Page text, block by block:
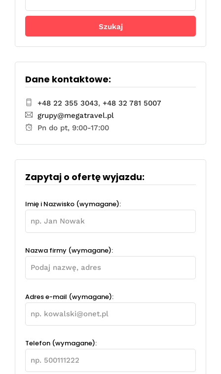
Dane kontaktowe:
+48 22 355 3043, +48 32 781 5007
grupy@megatravel.pl
Pn do pt, 9:00-17:00
Zapytaj o ofertę wyjazdu:
Imię i Nazwisko (wymagane):
Nazwa firmy (wymagane):
Adres e-mail (wymagane):
Telefon (wymagane):